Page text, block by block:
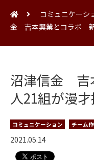
コミュニケーシ
金 吉本興業とコラボ
沼津信金 吉
人21組が漫
コミュニケーション チーム
2021.05.14